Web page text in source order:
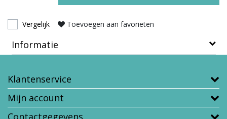
Vergelijk Toevoegen aan favorieten
Informatie
Klantenservice
Mijn account
Contactgegevens